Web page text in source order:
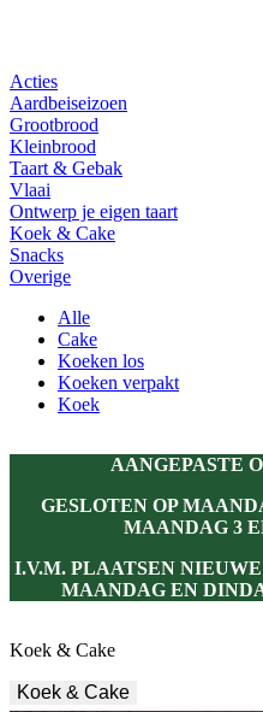
Acties
Aardbeiseizoen
Grootbrood
Kleinbrood
Taart & Gebak
Vlaai
Ontwerp je eigen taart
Koek & Cake
Snacks
Overige
Alle
Cake
Koeken los
Koeken verpakt
Koek
AANGEPASTE
GESLOTEN OP
MAANDAG 3
I.V.M. PLAATSEN
MAANDAG EN
Koek & Cake
Koek & Cake